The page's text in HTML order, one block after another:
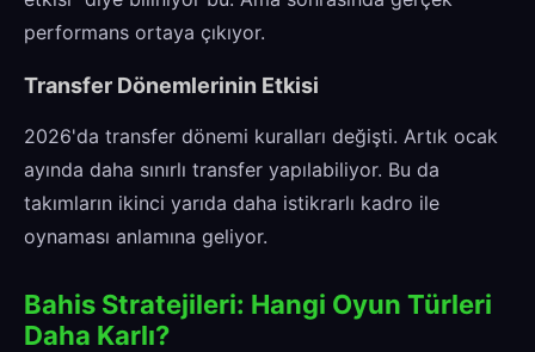
performans ortaya çıkıyor.
Transfer Dönemlerinin Etkisi
2026'da transfer dönemi kuralları değişti. Artık ocak
ayında daha sınırlı transfer yapılabiliyor. Bu da
takımların ikinci yarıda daha istikrarlı kadro ile
oynaması anlamına geliyor.
Bahis Stratejileri: Hangi Oyun Türleri
Daha Karlı?